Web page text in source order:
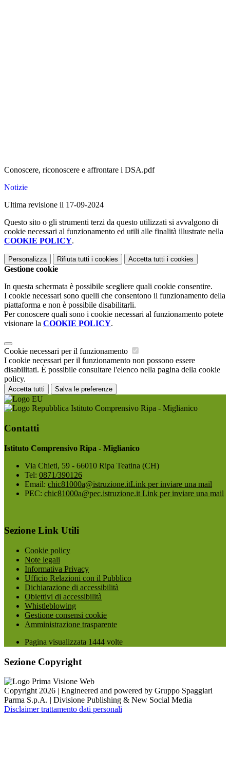
Conoscere, riconoscere e affrontare i DSA.pdf
Notizie
Ultima revisione il 17-09-2024
Questo sito o gli strumenti terzi da questo utilizzati si avvalgono di
cookie necessari al funzionamento ed utili alle finalità illustrate nella
COOKIE POLICY.
Personalizza Rifiuta tutti i cookies Accetta tutti i cookies
Gestione cookie
In questa schermata è possibile scegliere quali cookie consentire.
I cookie necessari sono quelli che consentono il funzionamento della
piattaforma e non è possibile disabilitarli.
Per conoscere quali sono i cookie necessari al funzionamento potete
visionare la COOKIE POLICY.
Cookie necessari per il funzionamento
I cookie necessari per il funzionamento non possono essere
disabilitati. È possibile consultare l'elenco nella pagina della cookie
policy.
Accetta tutti Salva le preferenze
Istituto Comprensivo Ripa - Miglianico
Contatti
Istituto Comprensivo Ripa - Miglianico
Via Chieti, 59 - 66010 Ripa Teatina (CH)
Tel: 0871/390126
Email: chic81000a@istruzione.itLink per inviare una mail
PEC: chic81000a@pec.istruzione.it Link per inviare una mail
Sezione Link Utili
Cookie policy
Note legali
Informativa Privacy
Ufficio Relazioni con il Pubblico
Dichiarazione di accessibilità
Obiettivi di accessibilità
Whistleblowing
Gestione consensi cookie
Amministrazione trasparente
Pagina visualizzata 1444 volte
Sezione Copyright
Copyright 2026 | Engineered and powered by Gruppo Spaggiari
Parma S.p.A. | Divisione Publishing & New Social Media
Disclaimer trattamento dati personali